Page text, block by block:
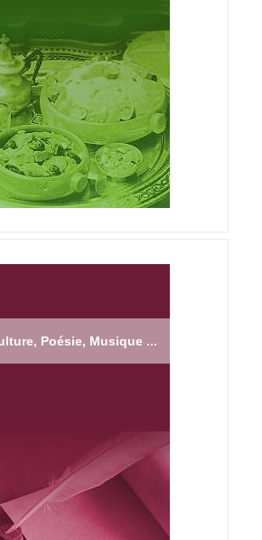
Poésie, Musique ...